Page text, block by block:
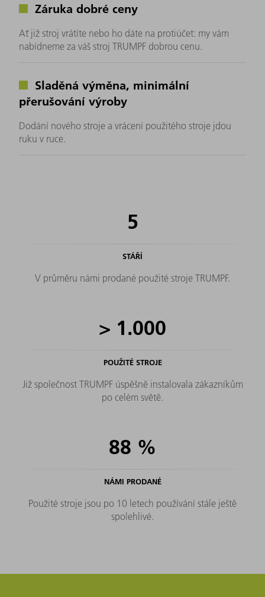
Záruka dobré ceny
Ať již stroj vrátíte nebo ho dáte na protiúčet: my vám
nabídneme za váš stroj TRUMPF dobrou cenu.
Sladěná výměna, minimální
přerušování výroby
Dodání nového stroje a vrácení použitého stroje jdou
ruku v ruce.
5
STÁŘÍ
V průměru námi prodané použité stroje TRUMPF.
> 1.000
POUŽITÉ STROJE
Již společnost TRUMPF úspěšně instalovala zákazníkům
po celém světě.
88 %
NÁMI PRODANÉ
Použité stroje jsou po 10 letech používání stále ještě
spolehlivé.